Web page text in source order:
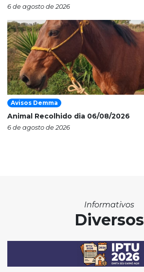
6 de agosto de 2026
Avisos Demma
Animal Recolhido dia 06/08/2026
6 de agosto de 2026
Informativos
Diversos